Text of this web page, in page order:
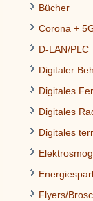
Bücher
Corona +
D-LAN/PLC
Digitaler
Digitales
Digitales
Digitales
Flyers/